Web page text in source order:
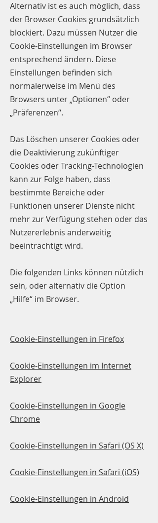
Alternativ ist es auch möglich, dass
der Browser Cookies grundsätzlich
blockiert. Dazu müssen Nutzer die
Cookie-Einstellungen im Browser
entsprechend ändern. Diese
Einstellungen befinden sich
normalerweise im Menü des
Browsers unter „Optionen“ oder
„Präferenzen“.
Das Löschen unserer Cookies oder
die Deaktivierung zukünftiger
Cookies oder Tracking-Technologien
kann zur Folge haben, dass
bestimmte Bereiche oder
Funktionen unserer Dienste nicht
mehr zur Verfügung stehen oder das
Nutzererlebnis anderweitig
beeinträchtigt wird.
Die folgenden Links können nützlich
sein, oder alternativ die Option
„Hilfe“ im Browser.
Cookie-Einstellungen in Firefox
Cookie-Einstellungen im Internet
Explorer
Cookie-Einstellungen in Google
Chrome
Cookie-Einstellungen in Safari (OS X)
Cookie-Einstellungen in Safari (iOS)
Cookie-Einstellungen in Android